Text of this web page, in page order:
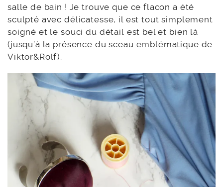
salle de bain ! Je trouve que ce flacon a été
sculpté avec délicatesse, il est tout simplement
soigné et le souci du détail est bel et bien là
(jusqu’à la présence du sceau emblématique de
Viktor&Rolf).